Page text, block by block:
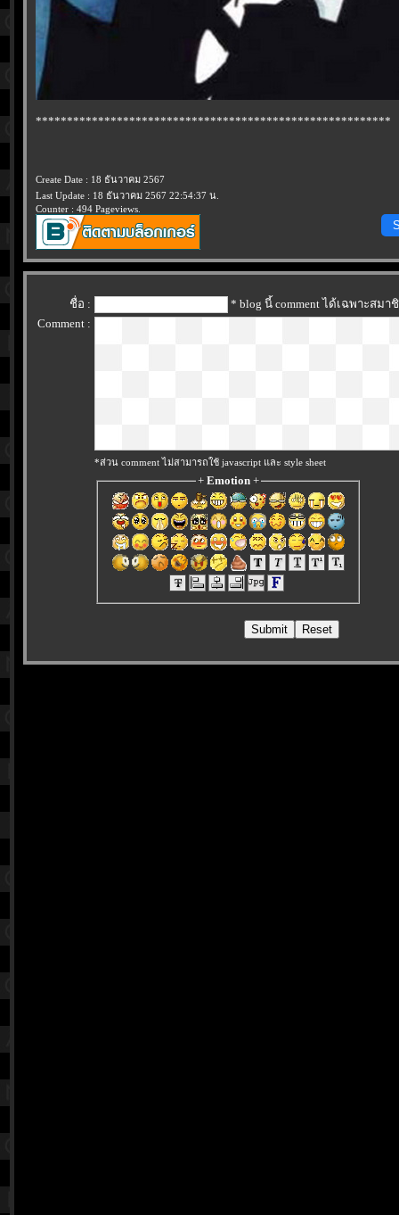
*********************************************************
Create Date : 18 ธันวาคม 2567
Last Update : 18 ธันวาคม 2567 22:54:37 น.
Counter : 494 Pageviews.
ชื่อ :
* blog นี้ comment ได้เฉพาะสมา
Comment :
*ส่วน comment ไม่สามารถใช้ javascript และ style sheet
+ Emotion+